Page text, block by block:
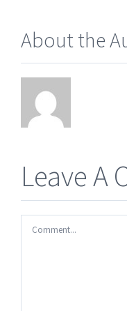
About the
Leave A
Comment